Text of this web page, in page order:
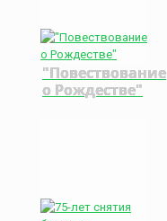
"Повествование
о Рождестве"